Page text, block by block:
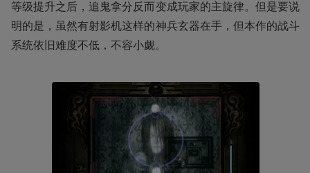
等级提升之后，追鬼拿分反而变成玩家的主旋律。但是要说
明的是，虽然有射影机这样的神兵玄器在手，但本作的战斗
系统依旧难度不低，不容小觑。